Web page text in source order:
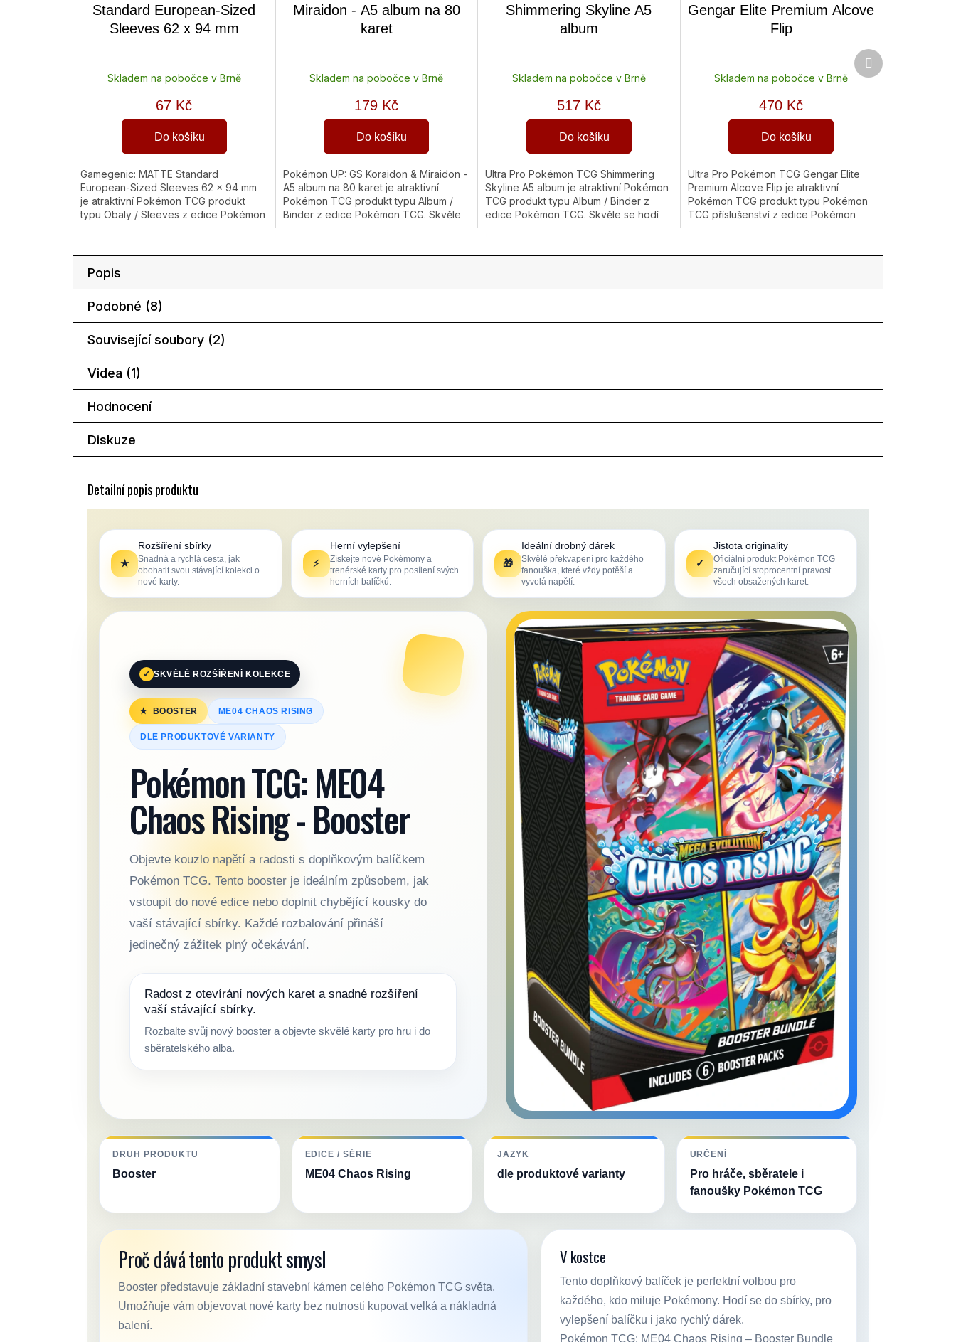
Standard European-Sized
Sleeves 62 x 94 mm
Skladem na pobočce v Brně
67 Kč
Do košíku
Gamegenic: MATTE Standard
European-Sized Sleeves 62 x 94 mm
je atraktivní Pokémon TCG produkt
typu Obaly / Sleeves z edice Pokémon
Miraidon - A5 album na 80
karet
Skladem na pobočce v Brně
179 Kč
Do košíku
Pokémon UP: GS Koraidon & Miraidon -
A5 album na 80 karet je atraktivní
Pokémon TCG produkt typu Album /
Binder z edice Pokémon TCG. Skvěle
Shimmering Skyline A5
album
Skladem na pobočce v Brně
517 Kč
Do košíku
Ultra Pro Pokémon TCG Shimmering
Skyline A5 album je atraktivní Pokémon
TCG produkt typu Album / Binder z
edice Pokémon TCG. Skvěle se hodí
Gengar Elite Premium Alcove
Flip
Skladem na pobočce v Brně
470 Kč
Do košíku
Ultra Pro Pokémon TCG Gengar Elite
Premium Alcove Flip je atraktivní
Pokémon TCG produkt typu Pokémon
TCG příslušenství z edice Pokémon
Další
produkt
Popis
Podobné (8)
Související soubory (2)
Videa (1)
Hodnocení
Diskuze
Detailní popis produktu
★
Rozšíření sbírky
Snadná a rychlá cesta, jak
obohatit svou stávající kolekci o
nové karty.
⚡
Herní vylepšení
Získejte nové Pokémony a
trenérské karty pro posílení svých
herních balíčků.
🎁
Ideální drobný dárek
Skvělé překvapení pro každého
fanouška, které vždy potěší a
vyvolá napětí.
✓
Jistota originality
Oficiální produkt Pokémon TCG
zaručující stoprocentní pravost
všech obsažených karet.
SKVĚLÉ ROZŠÍŘENÍ KOLEKCE
BOOSTER ME04 CHAOS RISING
DLE PRODUKTOVÉ VARIANTY
Pokémon TCG: ME04
Chaos Rising - Booster
Objevte kouzlo napětí a radosti s doplňkovým balíčkem
Pokémon TCG. Tento booster je ideálním způsobem, jak
vstoupit do nové edice nebo doplnit chybějící kousky do
vaší stávající sbírky. Každé rozbalování přináší
jedinečný zážitek plný očekávání.
Radost z otevírání nových karet a snadné rozšíření
vaší stávající sbírky.
Rozbalte svůj nový booster a objevte skvělé karty pro hru i do
sběratelského alba.
DRUH PRODUKTU
Booster
EDICE / SÉRIE
ME04 Chaos Rising
JAZYK
dle produktové varianty
URČENÍ
Pro hráče, sběratele i
fanoušky Pokémon TCG
Proč dává tento produkt smysl
Booster představuje základní stavební kámen celého Pokémon TCG světa.
Umožňuje vám objevovat nové karty bez nutnosti kupovat velká a nákladná
balení.
V kostce
Tento doplňkový balíček je perfektní volbou pro
každého, kdo miluje Pokémony. Hodí se do sbírky, pro
vylepšení balíčku i jako rychlý dárek.
Pokémon TCG: ME04 Chaos Rising – Booster Bundle